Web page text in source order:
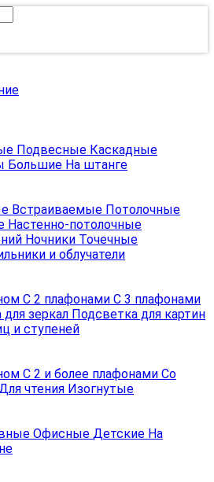
Подвесные Каскадные
Большие На штанге
Встраиваемые Потолочные
Настенно-потолочные
Ночники Точечные
и облучатели
С 2 плафонами С 3 плафонами
зеркал Подсветка для картин
и ступеней
С 2 и более плафонами Со
чтения Изогнутые
Офисные Детские На